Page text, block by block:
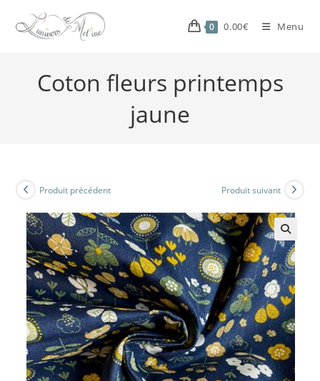
0 0.00€ Menu
Coton fleurs printemps
jaune
Produit précédent Produit suivant